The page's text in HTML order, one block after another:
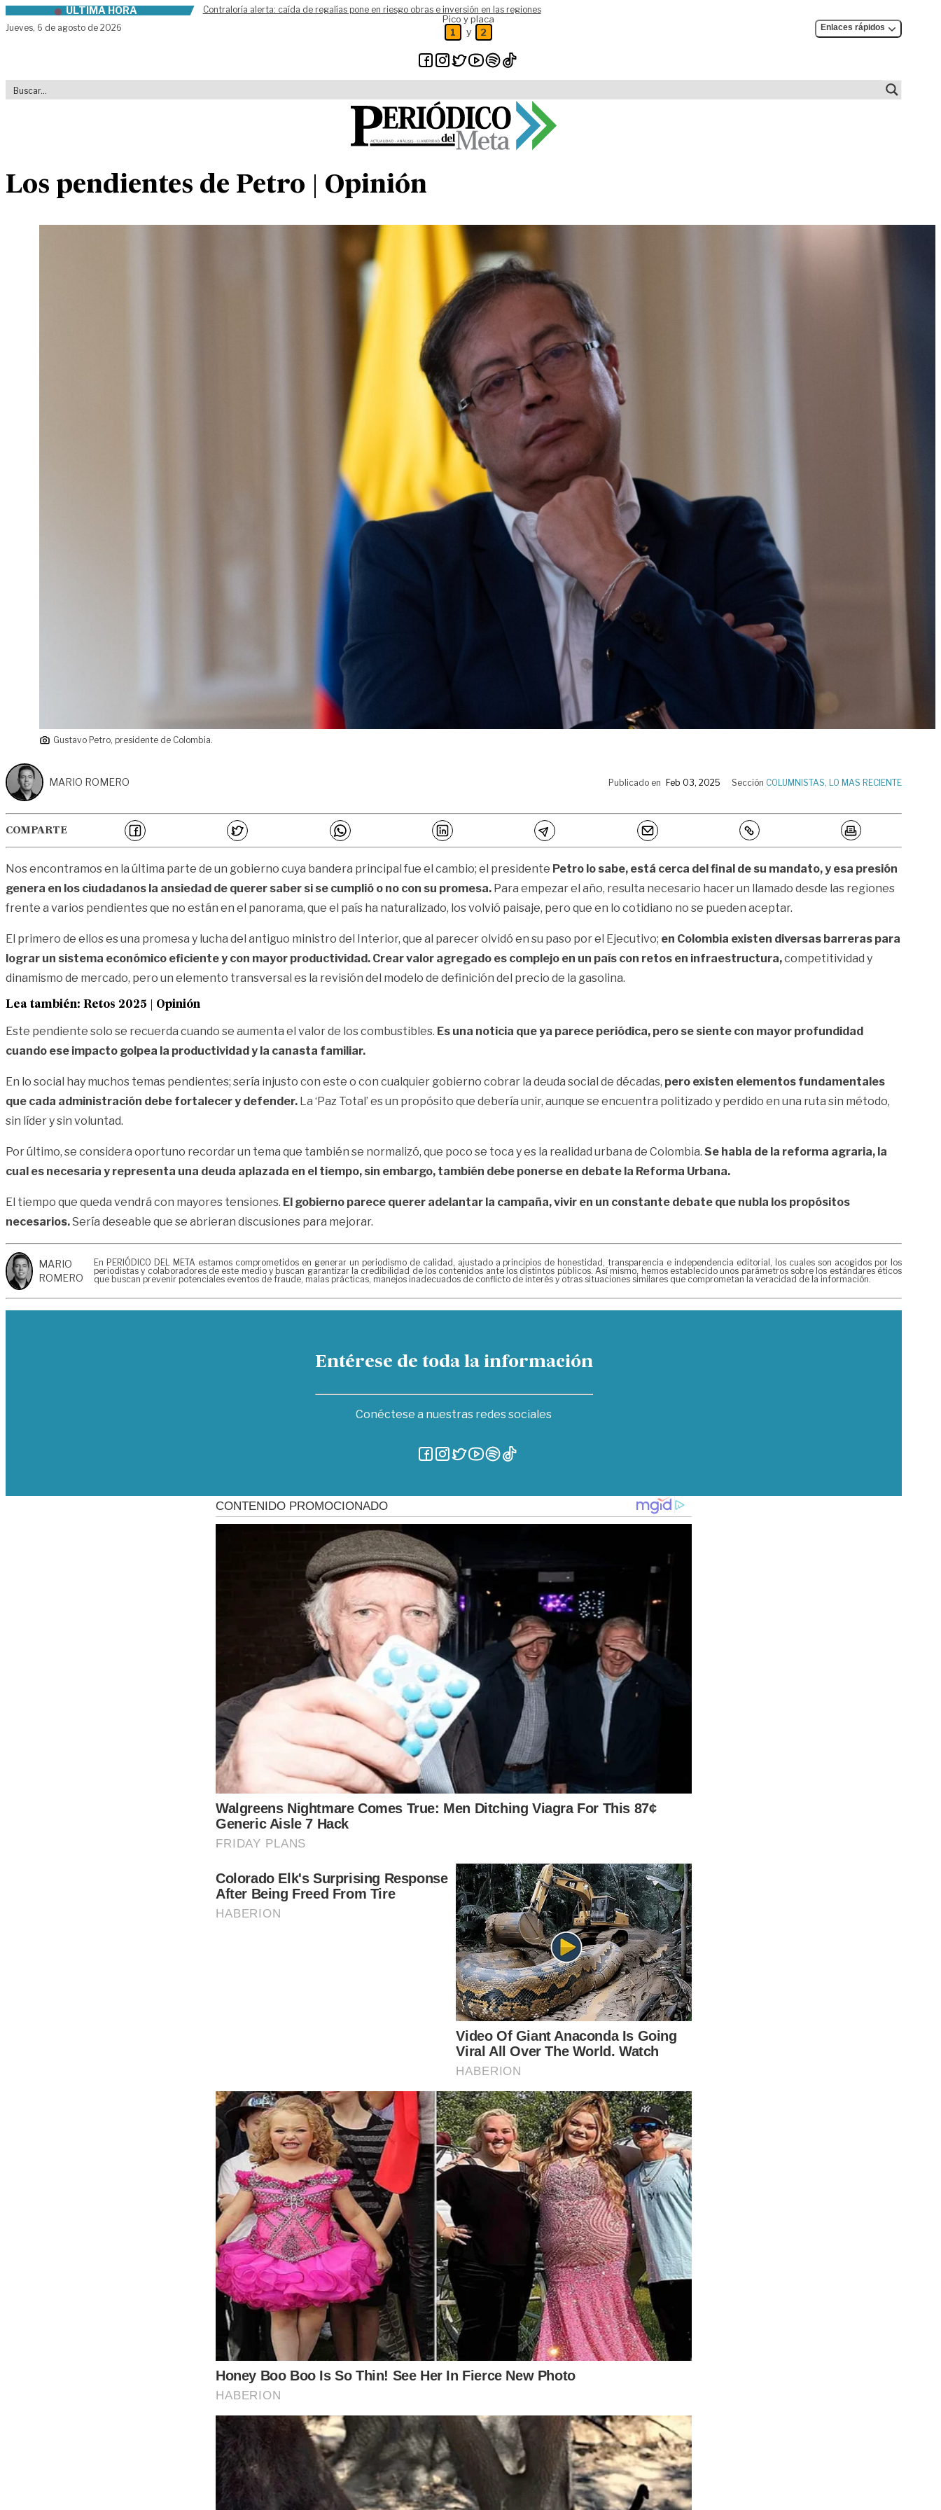
Skip to contentÚLTIMA HORA
Contraloría alerta: caída de regalías pone en riesgo obras e inversión en las regiones
Jueves, 6 de agosto de 2026
Pico y placa
1 y 2 Enlaces rápidos
Los pendientes de Petro | Opinión
Gustavo Petro, presidente de Colombia.
MARIO ROMERO Publicado en Feb 03, 2025 Sección COLUMNISTAS, LO MAS RECIENTE
COMPARTE
Nos encontramos en la última parte de un gobierno cuya bandera principal fue el cambio; el presidente Petro lo sabe, está cerca del final de su mandato, y esa presión
genera en los ciudadanos la ansiedad de querer saber si se cumplió o no con su promesa. Para empezar el año, resulta necesario hacer un llamado desde las regiones
frente a varios pendientes que no están en el panorama, que el país ha naturalizado, los volvió paisaje, pero que en lo cotidiano no se pueden aceptar.
El primero de ellos es una promesa y lucha del antiguo ministro del Interior, que al parecer olvidó en su paso por el Ejecutivo; en Colombia existen diversas barreras para
lograr un sistema económico eficiente y con mayor productividad. Crear valor agregado es complejo en un país con retos en infraestructura,competitividad y
dinamismo de mercado, pero un elemento transversal es la revisión del modelo de definición del precio de la gasolina.
Lea también: Retos 2025 | Opinión
Este pendiente solo se recuerda cuando se aumenta el valor de los combustibles. Es una noticia que ya parece periódica, pero se siente con mayor profundidad
cuando ese impacto golpea la productividad y la canasta familiar.
En lo social hay muchos temas pendientes; sería injusto con este o con cualquier gobierno cobrar la deuda social de décadas, pero existen elementos fundamentales
que cada administración debe fortalecer y defender. La ‘Paz Total’ es un propósito que debería unir, aunque se encuentra politizado y perdido en una ruta sin método,
sin líder y sin voluntad.
Por último, se considera oportuno recordar un tema que también se normalizó, que poco se toca y es la realidad urbana de Colombia. Se habla de la reforma agraria, la
cual es necesaria y representa una deuda aplazada en el tiempo, sin embargo, también debe ponerse en debate la Reforma Urbana.
El tiempo que queda vendrá con mayores tensiones. El gobierno parece querer adelantar la campaña, vivir en un constante debate que nubla los propósitos
necesarios.Sería deseable que se abrieran discusiones para mejorar.
MARIO
ROMERO
En PERIÓDICO DEL META estamos comprometidos en generar un periodismo de calidad, ajustado a principios de honestidad, transparencia e independencia editorial, los cuales son acogidos por los
periodistas y colaboradores de este medio y buscan garantizar la credibilidad de los contenidos ante los distintos públicos. Así mismo, hemos establecido unos parámetros sobre los estándares éticos
que buscan prevenir potenciales eventos de fraude, malas prácticas, manejos inadecuados de conflicto de interés y otras situaciones similares que comprometan la veracidad de la información.
Entérese de toda la información
Conéctese a nuestras redes sociales